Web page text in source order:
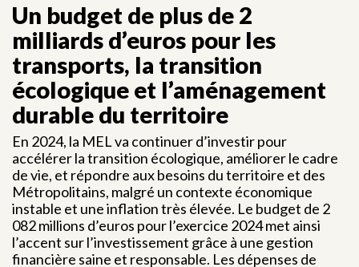
Un budget de plus de 2
milliards d’euros pour les
transports, la transition
écologique et l’aménagement
durable du territoire
En 2024, la MEL va continuer d’investir pour
accélérer la transition écologique, améliorer le cadre
de vie, et répondre aux besoins du territoire et des
Métropolitains, malgré un contexte économique
instable et une inflation très élevée. Le budget de 2
082 millions d’euros pour l’exercice 2024 met ainsi
l’accent sur l’investissement grâce à une gestion
financière saine et responsable. Les dépenses de